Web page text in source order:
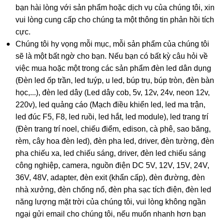
bạn hài lòng với sản phẩm hoặc dịch vụ của chúng tôi, xin
vui lòng cung cấp cho chúng ta một thông tin phản hồi tích
cực.
Chúng tôi hy vọng mỗi mục, mỗi sản phẩm của chúng tôi
sẽ là một bất ngờ cho bạn. Nếu bạn có bất kỳ câu hỏi về
việc mua hoặc một trong các sản phẩm đèn led dân dụng
(Đèn led ốp trần, led tuýp, u led, búp trụ, búp tròn, đèn bàn
học,...), đèn led dây (Led dây cob, 5v, 12v, 24v, neon 12v,
220v), led quảng cáo (Mạch điều khiển led, led ma trận,
led đúc F5, F8, led ruồi, led hắt, led module), led trang trí
(Đèn trang trí noel, chiếu điểm, edison, cà phê, sao băng,
rèm, cây hoa đèn led), đèn pha led, driver, đèn tường, đèn
pha chiếu xa, led chiếu sáng, driver, đèn led chiếu sáng
công nghiệp, camera, nguồn điện DC 5V, 12V, 15V, 24V,
36V, 48V, adapter, đèn exit (khẩn cấp), đèn đường, đèn
nhà xưởng, đèn chống nổ, đèn pha sạc tích điện, đèn led
năng lượng mặt trời của chúng tôi, vui lòng không ngần
ngại gửi email cho chúng tôi, nếu muốn nhanh hơn bạn